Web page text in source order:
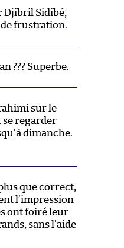
Djibril Sidibé,
de frustration.
??? Superbe.
sur le
se regarder
dimanche.
que correct,
l’impression
ont foiré leur
sans l’aide